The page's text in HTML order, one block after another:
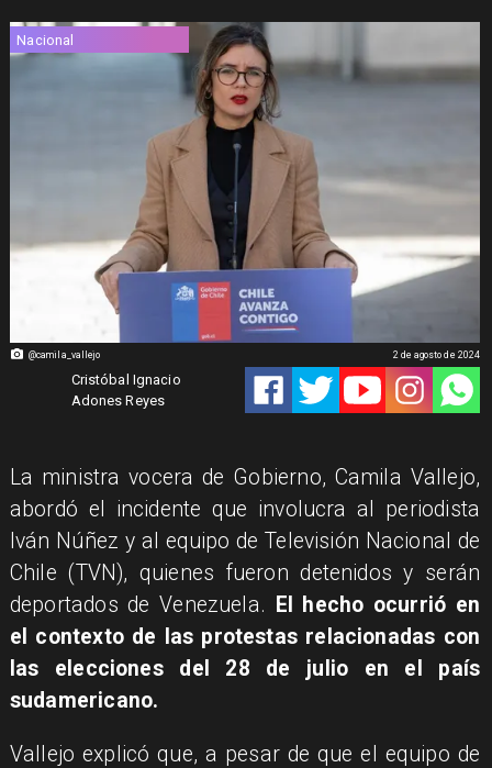
@camila_vallejo
Nacional
Cristóbal Ignacio
Adones Reyes
2 de agosto de 2024
La ministra vocera de Gobierno, Camila Vallejo,
abordó el incidente que involucra al periodista
Iván Núñez y al equipo de Televisión Nacional de
Chile (TVN), quienes fueron detenidos y serán
deportados de Venezuela.
El hecho ocurrió en
el contexto de las protestas relacionadas con
las elecciones del 28 de julio en el país
sudamericano.
Vallejo explicó que, a pesar de que el equipo de